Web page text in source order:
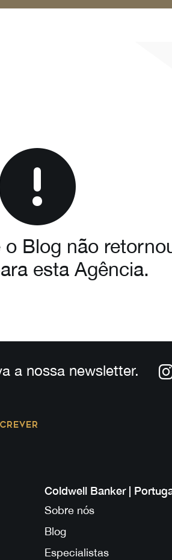
o Blog não
esta Agência.
a nossa newsletter.
Coldwell Banker |
Sobre nós
Blog
Especialistas